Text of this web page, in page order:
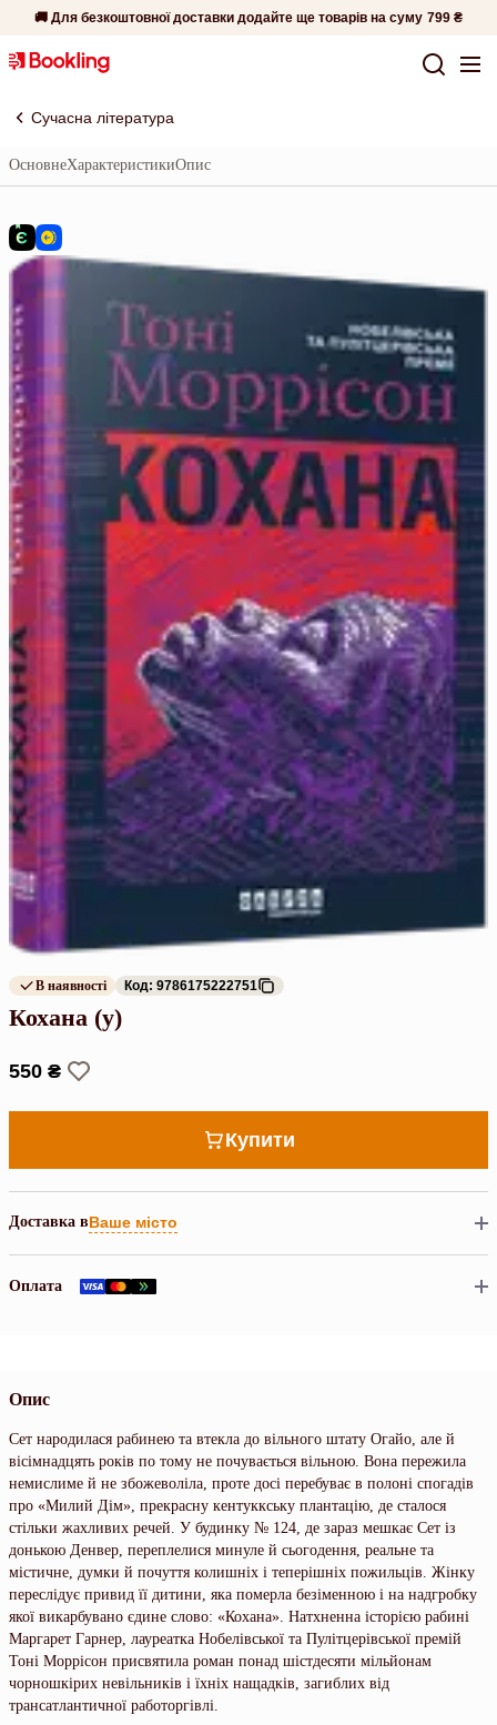
🚚 Для безкоштовної доставки додайте ще товарів на суму 799 ₴
Сучасна література
ОсновнеХарактеристикиОпис
В наявності Код: 9786175222751
Кохана (у)
550 ₴
Купити
Доставка вВаше місто
Оплата
Опис
Сет народилася рабинею та втекла до вільного штату Огайо, але й
вісімнадцять років по тому не почувається вільною. Вона пережила
немислиме й не збожеволіла, проте досі перебуває в полоні спогадів
про «Милий Дім», прекрасну кентуккську плантацію, де сталося
стільки жахливих речей. У будинку № 124, де зараз мешкає Сет із
донькою Денвер, переплелися минуле й сьогодення, реальне та
містичне, думки й почуття колишніх і теперішніх пожильців. Жінку
переслідує привид її дитини, яка померла безіменною і на надгробку
якої викарбувано єдине слово: «Кохана». Натхненна історією рабині
Маргарет Гарнер, лауреатка Нобелівської та Пулітцерівської премій
Тоні Моррісон присвятила роман понад шістдесяти мільйонам
чорношкірих невільників і їхніх нащадків, загиблих від
трансатлантичної работоргівлі.